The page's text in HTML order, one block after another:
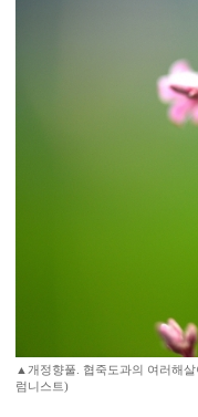
▲개정향풀. 협죽도과의 여러해살
럼니스트)